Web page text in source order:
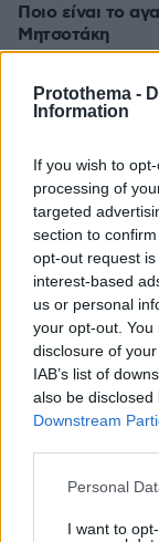
Protothema -
Information
If you wish to
processing of
targeted
section to
opt-out request
interest-based
us or personal
your opt-out.
disclosure of
IAB’s list of
also be
Downstream
Please note that
not limited to
Personal
I want to
Ποιο είναι το
Μητσοτάκη
Συγκρίνουμε
κερδίζει τη μάχη;
ΔΕΙΤΕ ΟΛΕΣ
ΤΑ ΠΙΟ